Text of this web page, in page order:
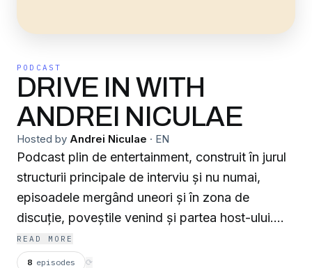
PODCAST
DRIVE IN WITH
ANDREI NICULAE
Hosted by Andrei Niculae · EN
Podcast plin de entertainment, construit în jurul
structurii principale de interviu și nu numai,
episoadele mergând uneori și în zona de
discuție, poveștile venind și partea host-ului.
Andrei va sta pe bancheta din spate, alături de
un invitat, pe parcursul discuției din fiecare
READ MORE
8 episodes ⟳